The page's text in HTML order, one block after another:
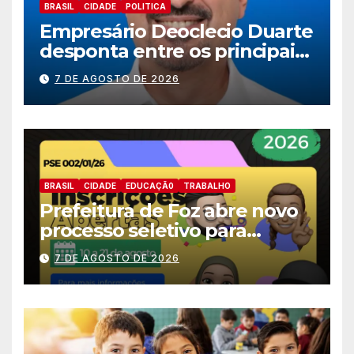
BRASIL CIDADE POLITICA
Empresário Deoclecio Duarte
desponta entre os principais
nomes do União Brasil para
deputado estadual
7 DE AGOSTO DE 2026
BRASIL CIDADE EDUCAÇÃ0 TRABALHO
Prefeitura de Foz abre novo
processo seletivo para
estagiários
7 DE AGOSTO DE 2026